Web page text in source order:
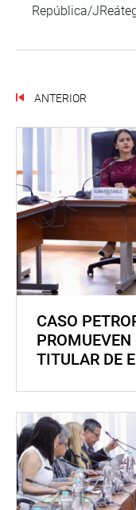
República/
ANTERIOR
CASO
TITULAR DE